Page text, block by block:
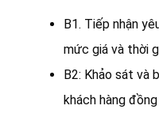
B1. Tiếp nhận
mức giá và thời
B2: Khảo sát và
khách hàng